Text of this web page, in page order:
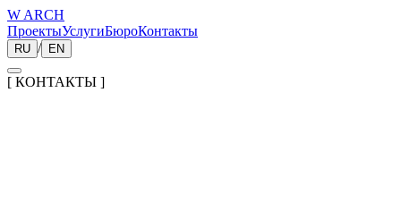
W ARCH
ПроектыУслугиБюроКонтакты
RU / EN
[ КОНТАКТЫ ]